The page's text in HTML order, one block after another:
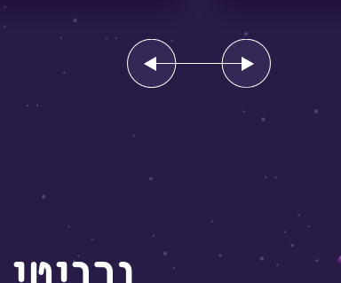
עבור
לתמונה
הקודמת
עבור
לתמונה
הבאה